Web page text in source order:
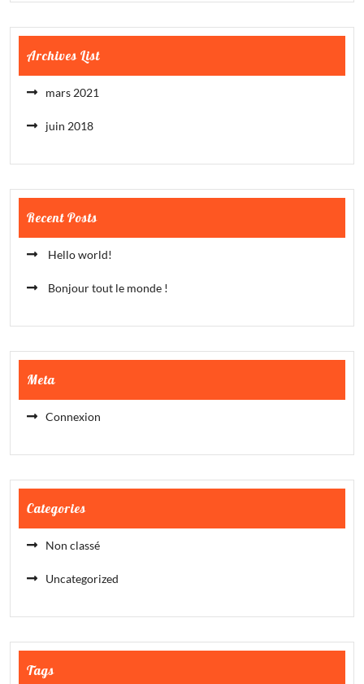
Archives List
mars 2021
juin 2018
Recent Posts
Hello world!
Bonjour tout le monde !
Meta
Connexion
Categories
Non classé
Uncategorized
Tags